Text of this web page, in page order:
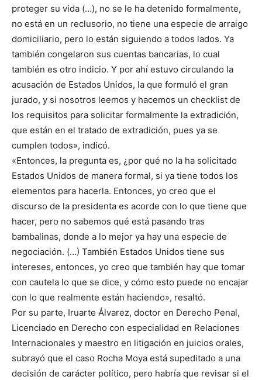
proteger su vida (…), no se le ha detenido formalmente,
no está en un reclusorio, no tiene una especie de arraigo
domiciliario, pero lo están siguiendo a todos lados. Ya
también congelaron sus cuentas bancarias, lo cual
también es otro indicio. Y por ahí estuvo circulando la
acusación de Estados Unidos, la que formuló el gran
jurado, y si nosotros leemos y hacemos un checklist de
los requisitos para solicitar formalmente la extradición,
que están en el tratado de extradición, pues ya se
cumplen todos», indicó.
«Entonces, la pregunta es, ¿por qué no la ha solicitado
Estados Unidos de manera formal, si ya tiene todos los
elementos para hacerla. Entonces, yo creo que el
discurso de la presidenta es acorde con lo que tiene que
hacer, pero no sabemos qué está pasando tras
bambalinas, donde a lo mejor ya hay una especie de
negociación. (…) También Estados Unidos tiene sus
intereses, entonces, yo creo que también hay que tomar
con cautela lo que se dice, y cómo esto puede no encajar
con lo que realmente están haciendo», resaltó.
Por su parte, Iruarte Álvarez, doctor en Derecho Penal,
Licenciado en Derecho con especialidad en Relaciones
Internacionales y maestro en litigación en juicios orales,
subrayó que el caso Rocha Moya está supeditado a una
decisión de carácter político, pero habría que revisar si el